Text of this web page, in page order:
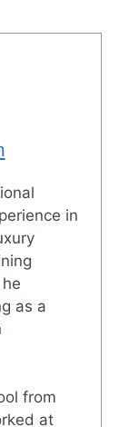
in
as a
from
at